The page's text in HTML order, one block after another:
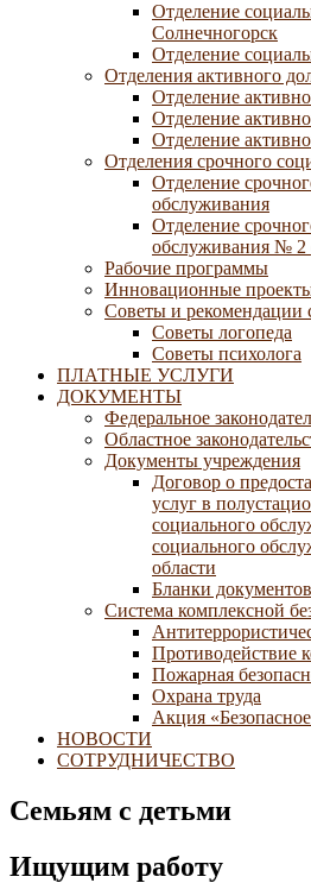
Отделение
Солнечногорск
Отделение
Отделения активного
Отделение
Отделение
Отделение
Отделения срочного
Отделение
обслуживания
Отделение
обслуживания № 2
Рабочие программы
Инновационные
Советы и рекомендации
Советы логопеда
Советы психолога
ПЛАТНЫЕ УСЛУГИ
ДОКУМЕНТЫ
Федеральное
Областное
Документы учреждения
Договор о
услуг в
социального
социального
области
Бланки документов
Система комплексной
Противодействие
Пожарная
Охрана труда
Акция
НОВОСТИ
СОТРУДНИЧЕСТВО
Семьям с детьми
Ищущим работу